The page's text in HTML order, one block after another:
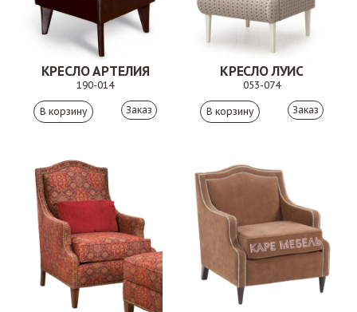
КРЕСЛО АРТЕЛИЯ
190-014
Заказ
КРЕСЛО ЛУИС
053-074
Заказ